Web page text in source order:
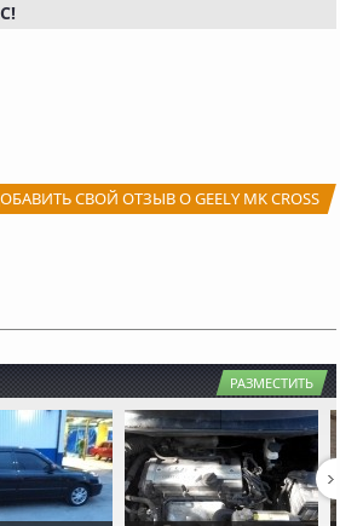
СВОЙ ОТЗЫВ О GEELY MK CROSS
РАЗМЕСТИТЬ